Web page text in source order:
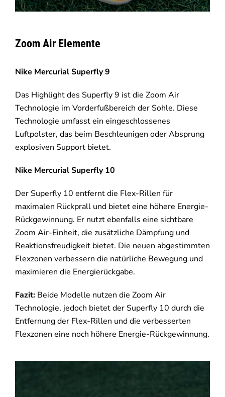
Zoom Air Elemente
Nike Mercurial Superfly 9
Das Highlight des Superfly 9 ist die Zoom Air
Technologie im Vorderfußbereich der Sohle. Diese
Technologie umfasst ein eingeschlossenes
Luftpolster, das beim Beschleunigen oder Absprung
explosiven Support bietet.
Nike Mercurial Superfly 10
Der Superfly 10 entfernt die Flex-Rillen für
maximalen Rückprall und bietet eine höhere Energie-
Rückgewinnung. Er nutzt ebenfalls eine sichtbare
Zoom Air-Einheit, die zusätzliche Dämpfung und
Reaktionsfreudigkeit bietet. Die neuen abgestimmten
Flexzonen verbessern die natürliche Bewegung und
maximieren die Energierückgabe.
Fazit:Beide Modelle nutzen die Zoom Air
Technologie, jedoch bietet der Superfly 10 durch die
Entfernung der Flex-Rillen und die verbesserten
Flexzonen eine noch höhere Energie-Rückgewinnung.